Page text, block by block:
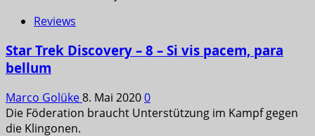
Reviews
Star Trek Discovery – 8 – Si vis pacem, para
bellum
Marco Golüke8. Mai 20200
Die Föderation braucht Unterstützung im Kampf gegen
die Klingonen.